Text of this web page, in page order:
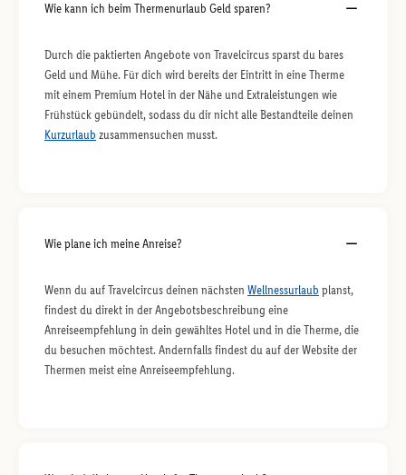
Wie kann ich beim Thermenurlaub Geld sparen?
Durch die paktierten Angebote von Travelcircus sparst du bares
Geld und Mühe. Für dich wird bereits der Eintritt in eine Therme
mit einem Premium Hotel in der Nähe und Extraleistungen wie
Frühstück gebündelt, sodass du dir nicht alle Bestandteile deinen
Kurzurlaub zusammensuchen musst.
Wie plane ich meine Anreise?
Wenn du auf Travelcircus deinen nächsten Wellnessurlaub planst,
findest du direkt in der Angebotsbeschreibung eine
Anreiseempfehlung in dein gewähltes Hotel und in die Therme, die
du besuchen möchtest. Andernfalls findest du auf der Website der
Thermen meist eine Anreiseempfehlung.